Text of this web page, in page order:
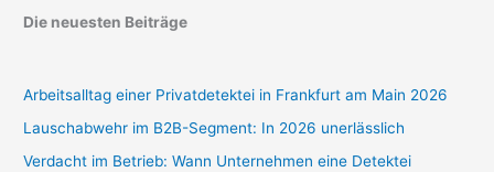
Die neuesten Beiträge
Arbeitsalltag einer Privatdetektei in Frankfurt am Main 2026
Lauschabwehr im B2B-Segment: In 2026 unerlässlich
Verdacht im Betrieb: Wann Unternehmen eine Detektei